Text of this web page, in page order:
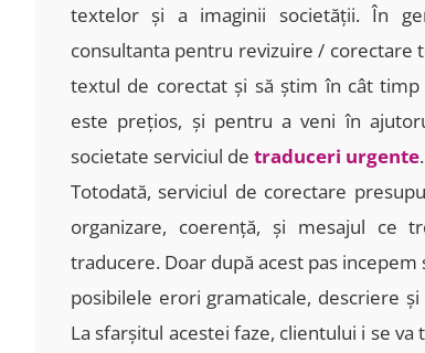
textelor și a imaginii societății.În
consultanta pentru revizuire / corectare
textul de corectat și să ştim în cât
este preţios, și pentru a veni în
societate serviciul de traduceri urgente.
Totodată, serviciul de corectare
organizare, coerenţă, și mesajul ce
traducere. Doar după acest pas
posibilele erori gramaticale, descriere
La sfarșitul acestei faze, clientului i se